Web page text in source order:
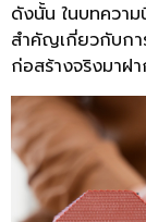
ดังนั้น ในบทควา
สำคัญเกี่ยวกับกา
ก่อสร้างจริงมาฝ